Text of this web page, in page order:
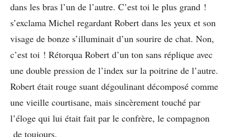
dans les bras l’un de l’autre. C’est toi le plus grand !
s’exclama Michel regardant Robert dans les yeux et son
visage de bonze s’illuminait d’un sourire de chat. Non,
c’est toi ! Rétorqua Robert d’un ton sans réplique avec
une double pression de l’index sur la poitrine de l’autre.
Robert était rouge suant dégoulinant décomposé comme
une vieille courtisane, mais sincèrement touché par
l’éloge qui lui était fait par le confrère, le compagnon
de toujours.